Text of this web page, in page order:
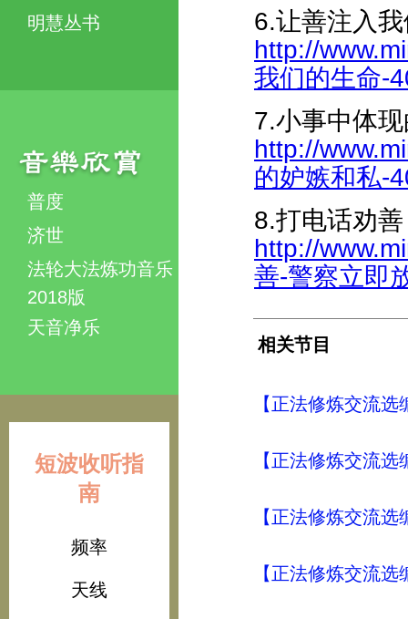
明慧丛书
普度
济世
法轮大法炼功音乐
2018版
天音净乐
短波收听指
南
频率
天线
6.让善注入
http://
我们的生命-
7.小事中体
http://
的妒嫉和私-
8.打电话劝
http://
善-警察立即
相关节目
【正法修炼交流
【正法修炼交流
【正法修炼交流
【正法修炼交流